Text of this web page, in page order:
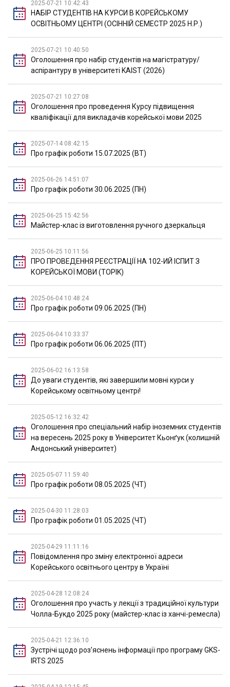
2025-07-21 10:42:43
НАБІР СТУДЕНТІВ НА КУРСИ В КОРЕЙСЬКОМУ
ОСВІТНЬОМУ ЦЕНТРІ (ОСІННІЙ СЕМЕСТР 2025 Н.Р.)
2025-07-21 10:40:50
Оголошення про набір студентів на магістратуру/
аспірантуру в університеті KAIST (2026)
2025-07-21 10:27:08
Оголошення про проведення Курсу підвищення
кваліфікації для викладачів корейської мови 2025
2025-07-14 08:42:15
Про графік роботи 15.07.2025 (ВТ)
2025-06-26 14:51:07
Про графік роботи 30.06.2025 (ПН)
2025-06-25 15:42:56
Майстер-клас із виготовлення ручного дзеркальця
2025-06-25 10:11:56
ПРО ПРОВЕДЕННЯ РЕЄСТРАЦІЇ НА 102-ИЙ ІСПИТ З
КОРЕЙСЬКОЇ МОВИ (TOPIK)
2025-06-04 10:48:24
Про графік роботи 09.06.2025 (ПН)
2025-06-04 10:33:37
Про графік роботи 06.06.2025 (ПТ)
2025-06-02 16:13:58
До уваги студентів, які завершили мовні курси у
Корейському освітньому центрі!
2025-05-12 16:32:42
Оголошення про спеціальний набір іноземних студентів
на вересень 2025 року в Університет Кьонґук (колишній
Андонський університет)
2025-05-07 11:59:40
Про графік роботи 08.05.2025 (ЧТ)
2025-04-30 11:28:03
Про графік роботи 01.05.2025 (ЧТ)
2025-04-29 11:11:16
Повідомлення про зміну електронної адреси
Корейського освітнього центру в Україні
2025-04-28 12:08:24
Оголошення про участь у лекції з традиційної культури
Чолла-Букдо 2025 року (майстер-клас із ханчі-ремесла)
2025-04-21 12:36:10
Зустрічі щодо розʼяснень інформації про програму GKS-
IRTS 2025